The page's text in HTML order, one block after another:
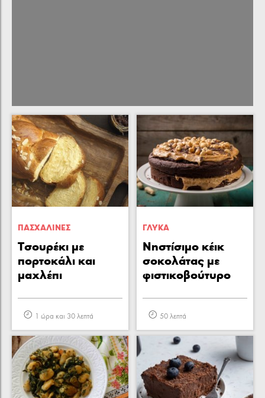
ΠΑΣΧΑΛΙΝΕΣ
Τσουρέκι με
πορτοκάλι και
μαχλέπι
1 ώρα και 30 λεπτά
ΓΛΥΚA
Νηστίσιμο κέικ
σοκολάτας με
φιστικοβούτυρο
50 λεπτά